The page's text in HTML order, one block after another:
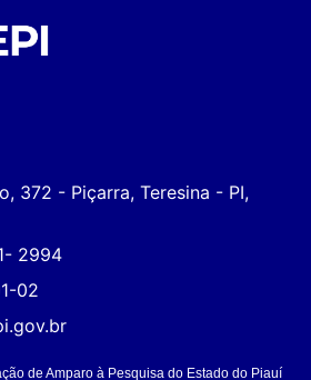
372 - Piçarra, Teresina - PI,
2994
02
de Amparo à Pesquisa do Estado do Piauí